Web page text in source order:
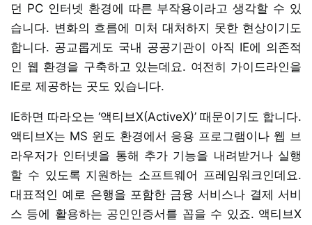
던 PC 인터넷 환경에 따른 부작용이라고 생각할 수 있
습니다. 변화의 흐름에 미처 대처하지 못한 현상이기도
합니다. 공교롭게도 국내 공공기관이 아직 IE에 의존적
인 웹 환경을 구축하고 있는데요. 여전히 가이드라인을
IE로 제공하는 곳도 있습니다.
IE하면 따라오는 ‘액티브X(ActiveX)’ 때문이기도 합니다.
액티브X는 MS 윈도 환경에서 응용 프로그램이나 웹 브
라우저가 인터넷을 통해 추가 기능을 내려받거나 실행
할 수 있도록 지원하는 소프트웨어 프레임워크인데요.
대표적인 예로 은행을 포함한 금융 서비스나 결제 서비
스 등에 활용하는 공인인증서를 꼽을 수 있죠. 액티브X